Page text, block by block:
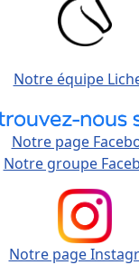
Notre équipe
Notre page
Notre groupe
Notre page